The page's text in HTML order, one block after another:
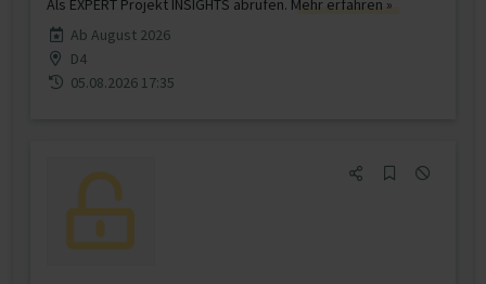
Als EXPERT Projekt INSIGHTS abrufen. Mehr erfahren »
Ab August 2026
D4
05.08.2026 17:35